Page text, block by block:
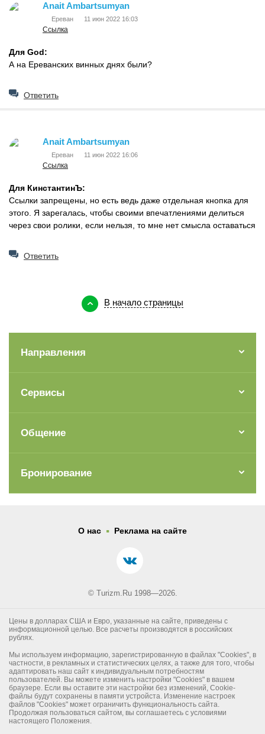
Anait Ambartsumyan
Ереван 11 июн 2022 16:03
Ссылка
Для God:
А на Ереванских винных днях были?
Ответить
Anait Ambartsumyan
Ереван 11 июн 2022 16:06
Ссылка
Для КинстантинЪ:
Ссылки запрещены, но есть ведь даже отдельная кнопка для
этого. Я зарегалась, чтобы своими впечатлениями делиться
через свои ролики, если нельзя, то мне нет смысла оставаться
Ответить
В начало страницы
Направления
Сервисы
Общение
Бронирование
О нас . Реклама на сайте
© Turizm.Ru 1998—2026.
Цены в долларах США и Евро, указанные на сайте, приведены с
информационной целью. Все расчеты производятся в российских
рублях.
Мы используем информацию, зарегистрированную в файлах "Cookies", в
частности, в рекламных и статистических целях, а также для того, чтобы
адаптировать наш сайт к индивидуальным потребностям
пользователей. Вы можете изменить настройки "Cookies" в вашем
браузере. Если вы оставите эти настройки без изменений, Cookie-
файлы будут сохранены в памяти устройста. Изменение настроек
файлов "Cookies" может ограничить функциональность сайта.
Продолжая пользоваться сайтом, вы соглашаетесь с условиями
настоящего Положения.